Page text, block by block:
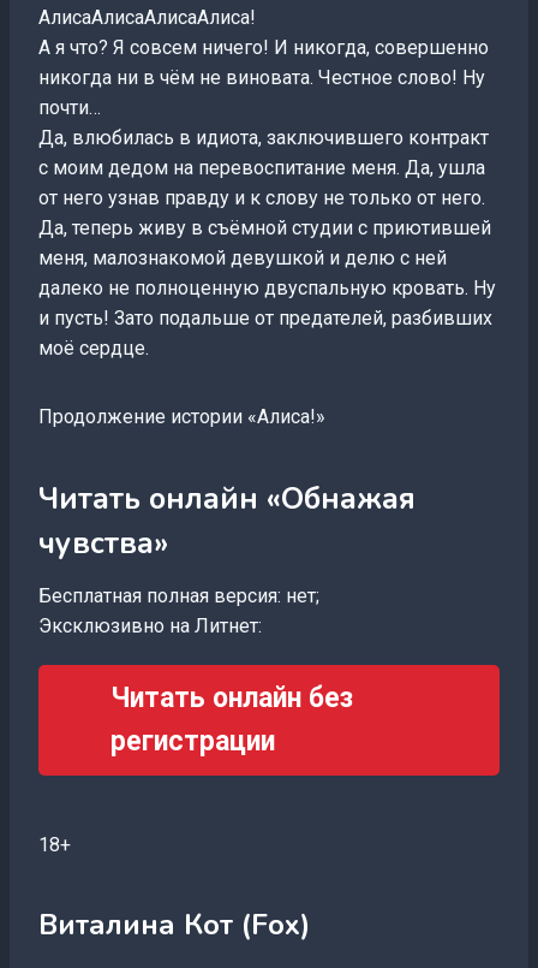
АлисаАлисаАлисаАлиса!
А я что? Я совсем ничего! И никогда, совершенно
никогда ни в чём не виновата. Честное слово! Ну
почти…
Да, влюбилась в идиота, заключившего контракт
с моим дедом на перевоспитание меня. Да, ушла
от него узнав правду и к слову не только от него.
Да, теперь живу в съёмной студии с приютившей
меня, малознакомой девушкой и делю с ней
далеко не полноценную двуспальную кровать. Ну
и пусть! Зато подальше от предателей, разбивших
моё сердце.
Продолжение истории «Алиса!»
Читать онлайн «Обнажая
чувства»
Бесплатная полная версия: нет;
Эксклюзивно на Литнет:
Читать онлайн без
регистрации
18+
Виталина Кот (Fox)